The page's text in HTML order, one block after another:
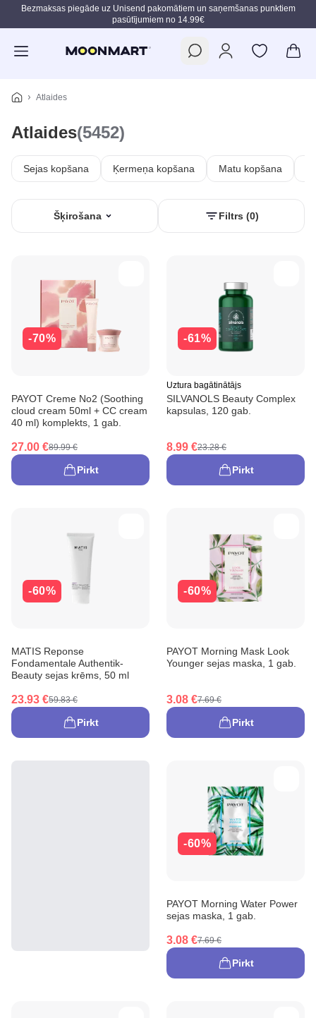
Pāriet uz galveno saturu
Bezmaksas piegāde uz Unisend pakomātiem un saņemšanas punktiem
pasūtījumiem no 14.99€
Atlaides
Atlaides(5452)
Sejas kopšana Ķermeņa kopšana Matu kopšana
Šķirošana Filtrs (0)
-70%
PAYOT Creme No2 (Soothing
cloud cream 50ml + CC cream
40 ml) komplekts, 1 gab.
27.00 €89.99 €
Pirkt
-61%
Uztura bagātinātājs
SILVANOLS Beauty Complex
kapsulas, 120 gab.
8.99 €23.28 €
Pirkt
-60%
MATIS Reponse
Fondamentale Authentik-
Beauty sejas krēms, 50 ml
23.93 €59.83 €
Pirkt
-60%
PAYOT Morning Mask Look
Younger sejas maska, 1 gab.
3.08 €7.69 €
Pirkt
-60%
PAYOT Morning Water Power
sejas maska, 1 gab.
3.08 €7.69 €
Pirkt